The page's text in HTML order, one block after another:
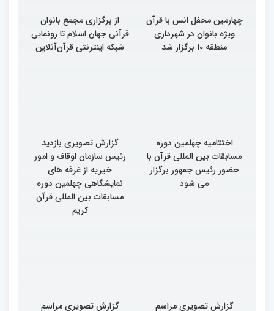
چهارمین محفل انس با قرآن
ویژه بانوان در شهرداری
منطقه 10 برگزار شد
از برگزاری مجمع بانوان
قرآنی جهان اسلام تا رونمایی
شبکه اینترنتی قرآن‌آنلاین
اختتامیه چهلمین دوره
مسابقات بین المللی قرآن با
حضور رئیس جمهور برگزار
می شود
گزارش تصویری بازدید
رئیس سازمان اوقاف و امور
خیریه از غرفه های
نمایشگاهی چهلمین دوره
مسابقات بین المللی قرآن
کریم
گزارش تصویری مراسم
گزارش تصویری مراسم